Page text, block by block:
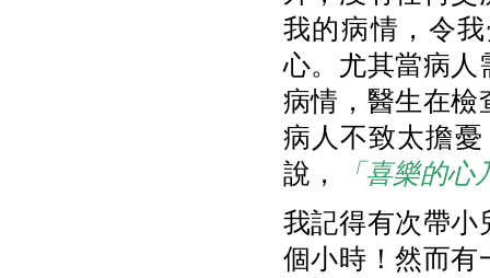
我的病情，令
心。尤其當病人
病情，醫生在檢
病人不致太擔
說，
「喜樂的
我記得有次帶小
個小時！然而有